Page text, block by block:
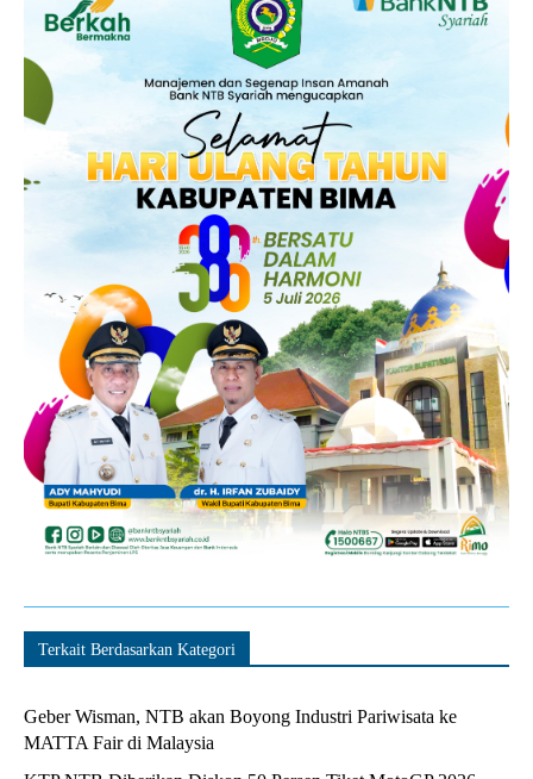
Terkait Berdasarkan Kategori
Geber Wisman, NTB akan Boyong Industri Pariwisata ke
MATTA Fair di Malaysia